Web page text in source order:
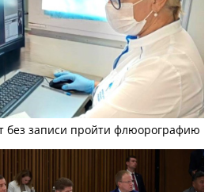
без записи пройти флюорографию